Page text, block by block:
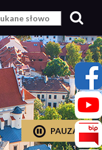
PAUZA